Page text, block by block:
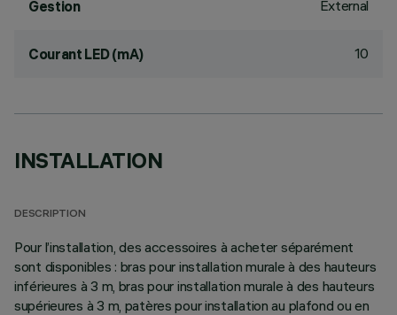
Gestion External
Courant LED (mA) 10
INSTALLATION
DESCRIPTION
Pour l’installation, des accessoires à acheter séparément
sont disponibles : bras pour installation murale à des hauteurs
inférieures à 3 m, bras pour installation murale à des hauteurs
supérieures à 3 m, patères pour installation au plafond ou en